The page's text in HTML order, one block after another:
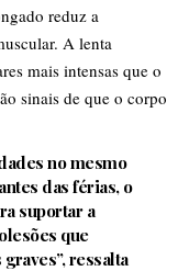
reduz a
A lenta
mais intensas que o
sinais de que o corpo
no mesmo
das férias, o
suportar a
que
ressalta